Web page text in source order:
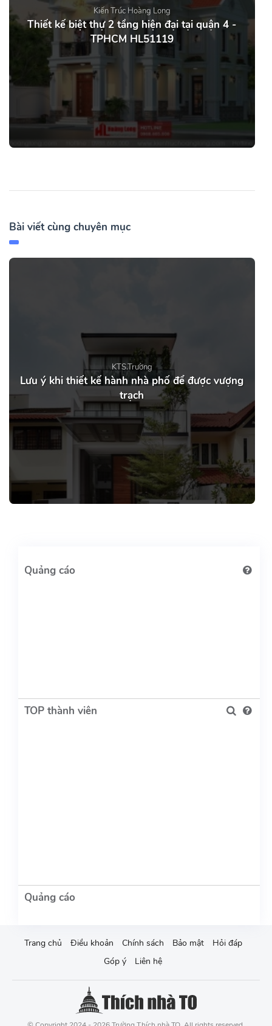
Kiến Trúc Hoàng Long
Thiết kế biệt thự 2 tầng hiện đại tại quận 4 -
TPHCM HL51119
Bài viết cùng chuyên mục
KTS.Trường
Lưu ý khi thiết kế hành nhà phố để được vượng
trạch
TOP thành viên
Trang chủ Điều khoản Chính sách Bảo mật
Hỏi đáp
Góp ý
Liên hệ